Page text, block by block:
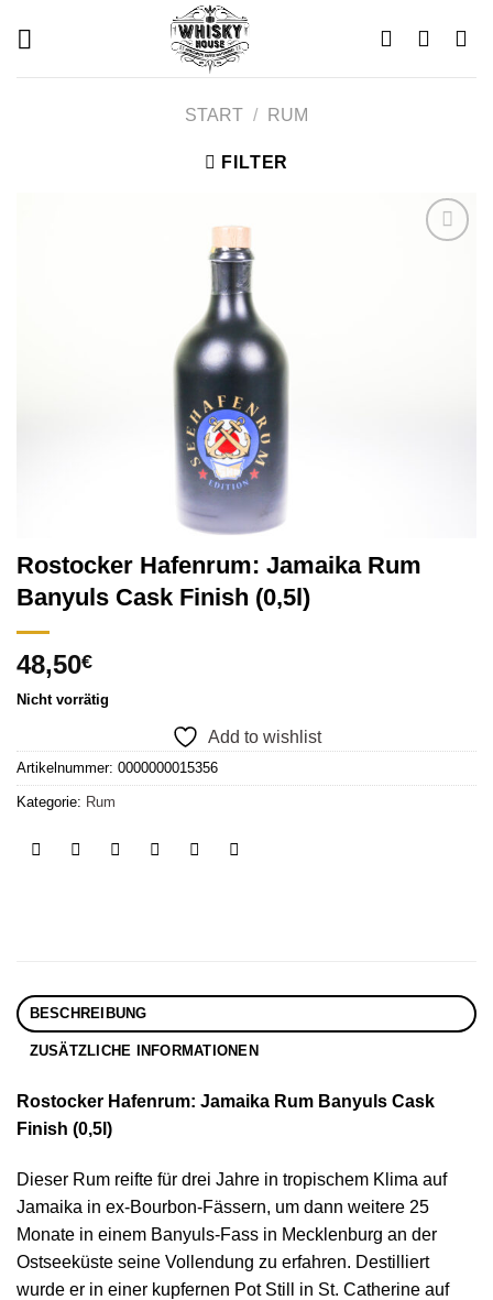
START / RUM
FILTER
Rostocker Hafenrum: Jamaika Rum
Banyuls Cask Finish (0,5l)
48,50€
Nicht vorrätig
Add to wishlist
Artikelnummer: 0000000015356
Kategorie: Rum
BESCHREIBUNG
ZUSÄTZLICHE INFORMATIONEN
Rostocker Hafenrum: Jamaika Rum Banyuls Cask
Finish (0,5l)
Dieser Rum reifte für drei Jahre in tropischem Klima auf
Jamaika in ex-Bourbon-Fässern, um dann weitere 25
Monate in einem Banyuls-Fass in Mecklenburg an der
Ostseeküste seine Vollendung zu erfahren. Destilliert
wurde er in einer kupfernen Pot Still in St. Catherine auf